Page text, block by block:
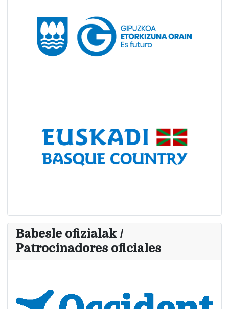
Babesle ofizialak /
Patrocinadores oficiales